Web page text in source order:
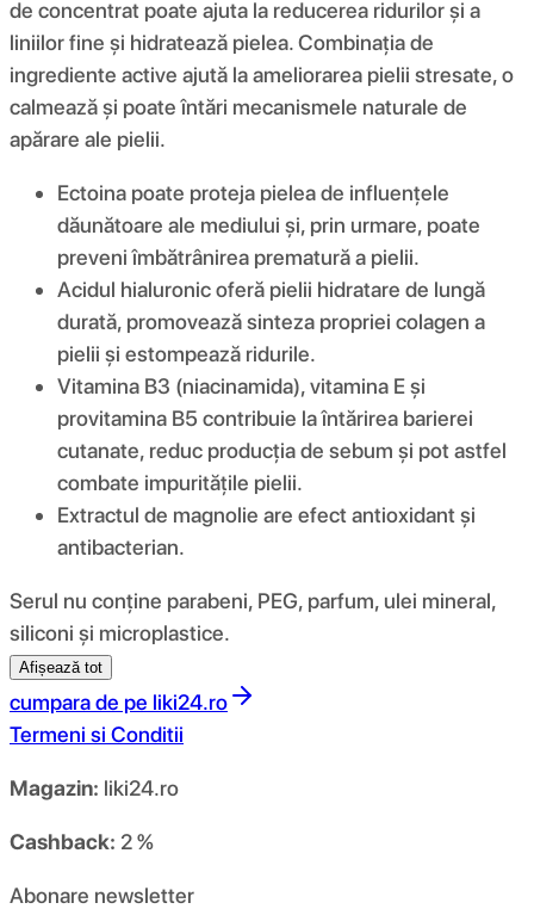
de concentrat poate ajuta la reducerea ridurilor și a
liniilor fine și hidratează pielea. Combinația de
ingrediente active ajută la ameliorarea pielii stresate, o
calmează și poate întări mecanismele naturale de
apărare ale pielii.
Ectoina poate proteja pielea de influențele
dăunătoare ale mediului și, prin urmare, poate
preveni îmbătrânirea prematură a pielii.
Acidul hialuronic oferă pielii hidratare de lungă
durată, promovează sinteza propriei colagen a
pielii și estompează ridurile.
Vitamina B3 (niacinamida), vitamina E și
provitamina B5 contribuie la întărirea barierei
cutanate, reduc producția de sebum și pot astfel
combate impuritățile pielii.
Extractul de magnolie are efect antioxidant și
antibacterian.
Serul nu conține parabeni, PEG, parfum, ulei mineral,
siliconi și microplastice.
Afișează tot
cumpara de pe liki24.ro
Termeni si Conditii
Magazin: liki24.ro
Cashback: 2 %
Abonare newsletter